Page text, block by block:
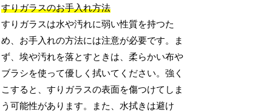
すりガラスのお手入れ方法
すりガラスは水や汚れに弱い性質を持つた
め、お手入れの方法には注意が必要です。ま
ず、埃や汚れを落とすときは、柔らかい布や
ブラシを使って優しく拭いてください。強く
こすると、すりガラスの表面を傷つけてしま
う可能性があります。また、水拭きは避け